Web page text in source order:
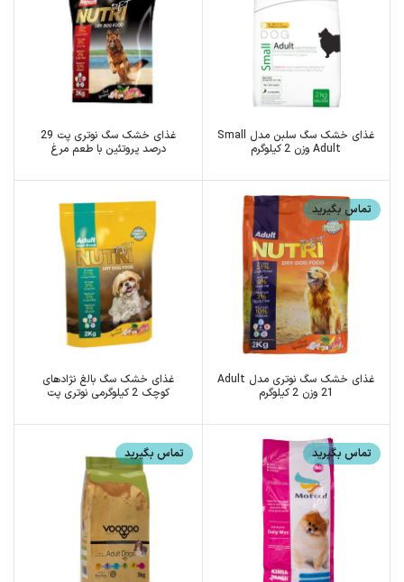
غذای خشک سگ سلبن مدل Small
Adult وزن 2 کیلوگرم
غذای خشک سگ نوتری پت 29
درصد پروتئین با طعم مرغ
تماس بگیرید
غذای خشک سگ نوتری مدل Adult
21 وزن 2 کیلوگرم
غذای خشک سگ بالغ نژادهای
کوچک 2 کیلوگرمی نوتری پت
تماس بگیرید تماس بگیرید